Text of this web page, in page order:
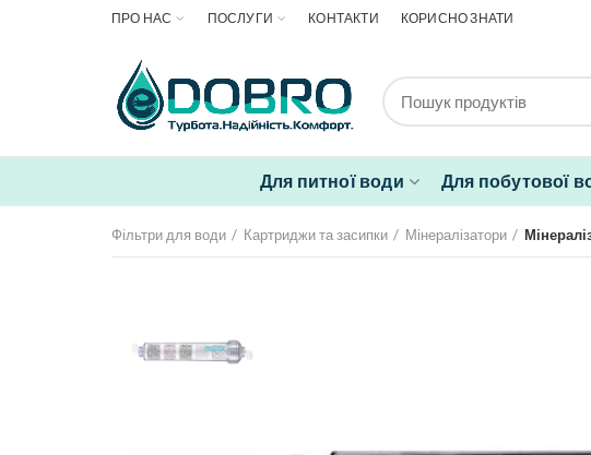
ПРО НАС ПОСЛУГИ КОНТАКТИ КОРИСНО ЗНАТИ
Для питної води Для побутової
Фільтри для води Картриджи та засипки Мінералізатори